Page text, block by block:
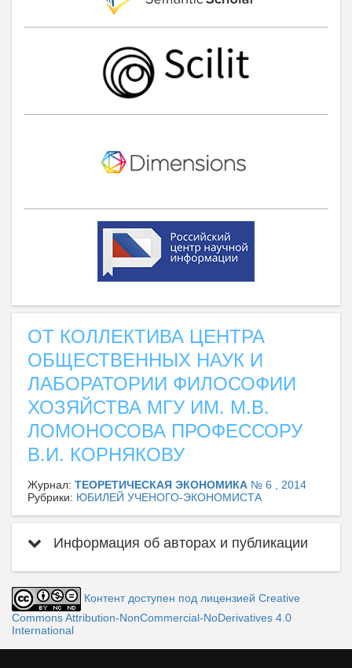
ОТ КОЛЛЕКТИВА ЦЕНТРА
ОБЩЕСТВЕННЫХ НАУК И
ЛАБОРАТОРИИ ФИЛОСОФИИ
ХОЗЯЙСТВА МГУ ИМ. М.В.
ЛОМОНОСОВА ПРОФЕССОРУ
В.И. КОРНЯКОВУ
Журнал: ТЕОРЕТИЧЕСКАЯ ЭКОНОМИКА № 6 , 2014
Рубрики: ЮБИЛЕЙ УЧЕНОГО-ЭКОНОМИСТА
Информация об авторах и публикации
Контент доступен под лицензией Creative
Commons Attribution-NonCommercial-NoDerivatives 4.0
International